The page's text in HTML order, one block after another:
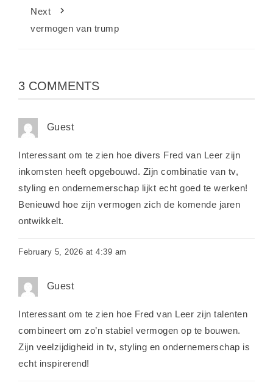
Next
vermogen van trump
3 COMMENTS
Guest
Interessant om te zien hoe divers Fred van Leer zijn
inkomsten heeft opgebouwd. Zijn combinatie van tv,
styling en ondernemerschap lijkt echt goed te werken!
Benieuwd hoe zijn vermogen zich de komende jaren
ontwikkelt.
February 5, 2026 at 4:39 am
Guest
Interessant om te zien hoe Fred van Leer zijn talenten
combineert om zo’n stabiel vermogen op te bouwen.
Zijn veelzijdigheid in tv, styling en ondernemerschap is
echt inspirerend!